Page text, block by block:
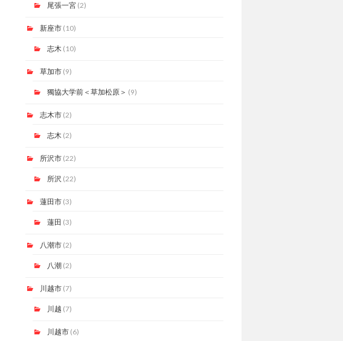
尾張一宮(2)
新座市(10)
志木(10)
草加市(9)
獨協大学前＜草加松原＞ (9)
志木市(2)
志木 (2)
所沢市(22)
所沢 (22)
蓮田市(3)
蓮田 (3)
八潮市(2)
八潮(2)
川越市(7)
川越 (7)
川越市(6)